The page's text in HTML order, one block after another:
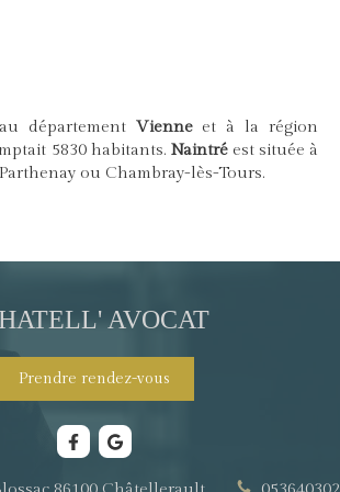
département Vienneet à la région
5830 habitants. Naintréest située à
ou Chambray-lès-Tours.
AVOCAT
Prendre rendez-vous